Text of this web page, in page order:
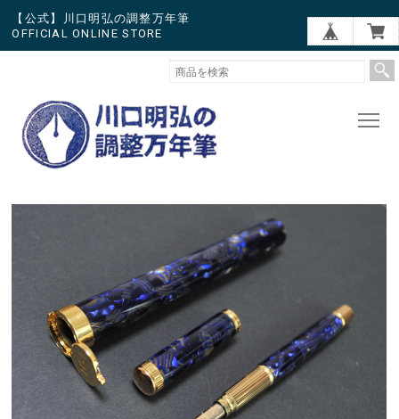
【公式】川口明弘の調整万年筆
OFFICIAL ONLINE STORE